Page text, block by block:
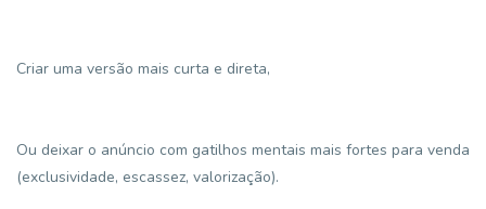
Criar uma versão mais curta e direta,
Ou deixar o anúncio com gatilhos mentais mais fortes para venda
(exclusividade, escassez, valorização).